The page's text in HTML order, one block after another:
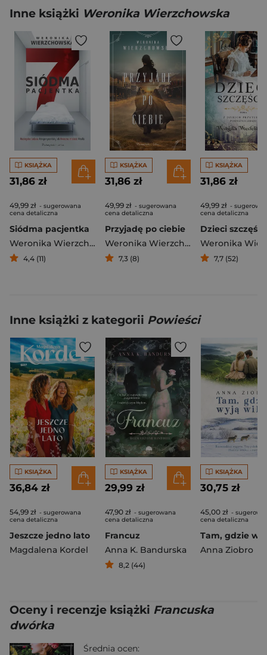
Inne książki Weronika Wierzchowska
KSIĄŻKA
31,86 zł
49,99 zł - sugerowana
cena detaliczna
Siódma pacjentka
Weronika Wierzchowska
4,4 (11)
KSIĄŻKA
31,86 zł
49,99 zł - sugerowana
cena detaliczna
Przyjadę po ciebie
Weronika Wierzchowska
7,3 (8)
KSIĄŻKA
31,86 zł
49,99 zł -
cena detaliczna
Dzieci
7,7 (52)
Inne książki z kategorii Powieści
KSIĄŻKA
36,84 zł
54,99 zł - sugerowana
cena detaliczna
Jeszcze jedno lato
Magdalena Kordel
KSIĄŻKA
29,99 zł
47,90 zł - sugerowana
cena detaliczna
Francuz
Anna K. Bandurska
8,2 (44)
KSIĄŻKA
30,75 zł
45,00 zł -
cena detaliczna
Anna Ziobro
Oceny i recenzje książki Francuska
dwórka
Średnia ocen: